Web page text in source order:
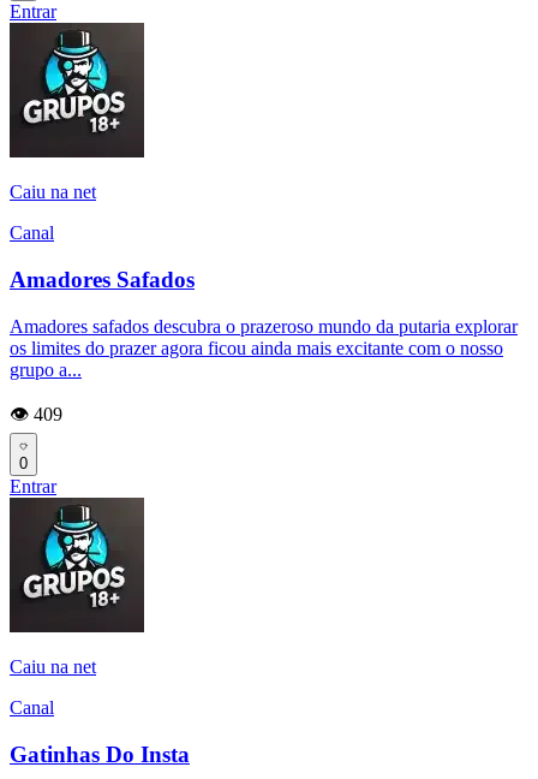
Entrar
Caiu na net
Canal
Amadores Safados
Amadores safados descubra o prazeroso mundo da putaria explorar
os limites do prazer agora ficou ainda mais excitante com o nosso
grupo a...
👁️ 409
0
Entrar
Caiu na net
Canal
Gatinhas Do Insta